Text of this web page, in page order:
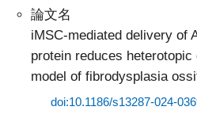
論文名
iMSC-mediated delivery of
protein reduces
model of fibrodysplasia
doi:10.1186/s13287-024-